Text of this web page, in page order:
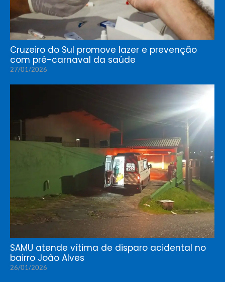
Cruzeiro do Sul promove lazer e prevenção
com pré-carnaval da saúde
27/01/2026
SAMU atende vítima de disparo acidental no
bairro João Alves
26/01/2026